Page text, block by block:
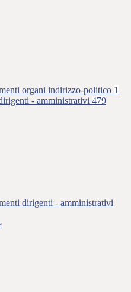
organi indirizzo-politico 1
- amministrativi 479
dirigenti - amministrativi